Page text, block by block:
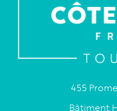
455
Bâtiment